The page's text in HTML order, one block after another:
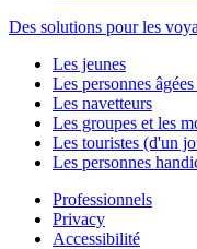
Des solutions pour les
Les jeunes
Les personnes
Les navetteurs
Les groupes et les
Les touristes (d'un
Les personnes
Professionnels
Privacy
Accessibilité